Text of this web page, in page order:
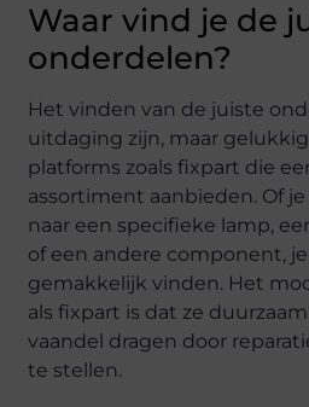
Waar vind je de
onderdelen?
Het vinden van de juiste
uitdaging zijn, maar
platforms zoals fixpart die
assortiment aanbieden. Of
naar een specifieke lamp,
of een andere component,
gemakkelijk vinden. Het
als fixpart is dat ze
vaandel dragen door
te stellen.